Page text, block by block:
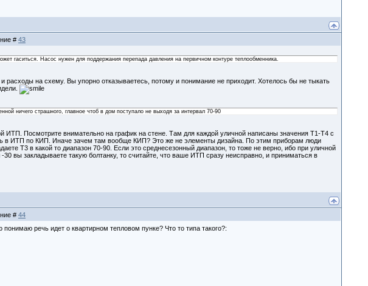
# 43
гаситься. Насос нужен для поддержания перепада давления на первичном контуре теплообменника.
расходы на схему. Вы упорно отказываетесь, потому и понимание не приходит. Хотелось бы не тыкать
ничего страшного, главное чтоб в дом поступало не выходя за интервал 70-90
ИТП. Посмотрите внимательно на график на стене. Там для каждой уличной написаны значения Т1-Т4 с
в ИТП по КИП. Иначе зачем там вообще КИП? Это же не элементы дизайна. По этим приборам люди
Т3 в какой то диапазон 70-90. Если это среднесезонный диапазон, то тоже не верно, ибо при уличной
30 вы закладываете такую болтанку, то считайте, что ваше ИТП сразу неисправно, и приниматься в
# 44
речь идет о квартирном тепловом пунке? Что то типа такого?: